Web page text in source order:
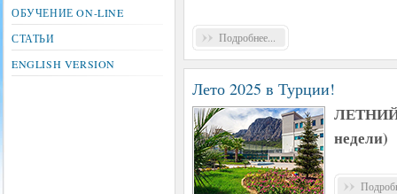
Подробнее...
Лето 2025 в Турции!
недели)
ОБУЧЕНИЕ ON-LINE
СТАТЬИ
ENGLISH VERSION